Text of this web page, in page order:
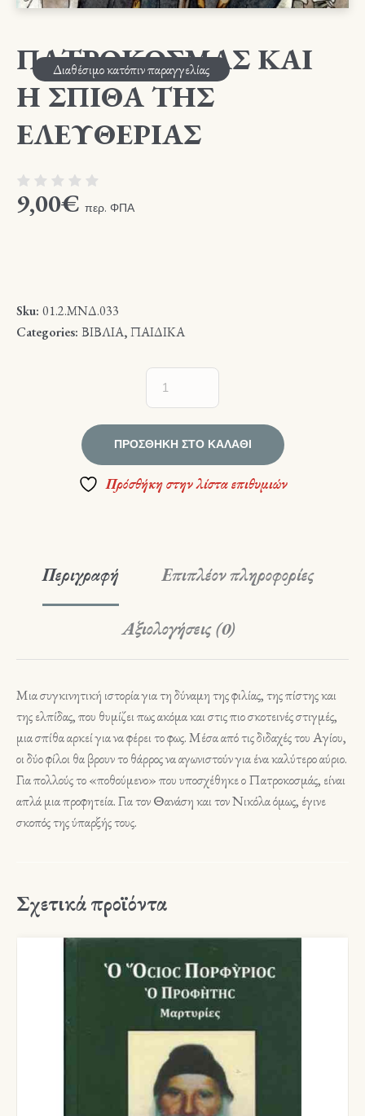
ΠΑΤΡΟΚΟΣΜΑΣ ΚΑΙ
Η ΣΠΙΘΑ ΤΗΣ
ΕΛΕΥΘΕΡΙΑΣ
9,00€ περ. ΦΠΑ
Sku: 01.2.ΜΝΔ.033
Categories: ΒΙΒΛΙΑ,ΠΑΙΔΙΚΑ
Διαθέσιμο κατόπιν παραγγελίας
ΠΡΟΣΘΉΚΗ ΣΤΟ ΚΑΛΆΘΙ
Πρόσθήκη στην λίστα επιθυμιών
Περιγραφή Επιπλέον πληροφορίες
Αξιολογήσεις (0)
Μια συγκινητική ιστορία για τη δύναμη της φιλίας, της πίστης και
της ελπίδας, που θυμίζει πως ακόμα και στις πιο σκοτεινές στιγμές,
μια σπίθα αρκεί για να φέρει το φως. Μέσα από τις διδαχές του Αγίου,
οι δύο φίλοι θα βρουν το θάρρος να αγωνιστούν για ένα καλύτερο αύριο.
Για πολλούς το «ποθούμενο» που υποσχέθηκε ο Πατροκοσμάς, είναι
απλά μια προφητεία. Για τον Θανάση και τον Νικόλα όμως, έγινε
σκοπός της ύπαρξής τους.
Σχετικά προϊόντα